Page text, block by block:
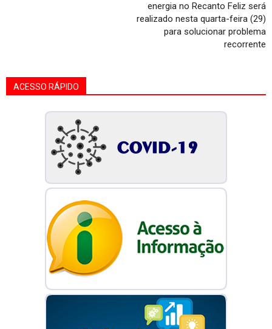
energia no Recanto Feliz será
realizado nesta quarta-feira (29)
para solucionar problema
recorrente
ACESSO RÁPIDO